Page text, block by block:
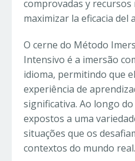
comprovadas y
maximizar la eficacia del
O cerne do Método
Intensivo é a imersão
idioma, permitindo que
experiência de
significativa. Ao longo
expostos a uma
situações que os
contextos do mundo real.